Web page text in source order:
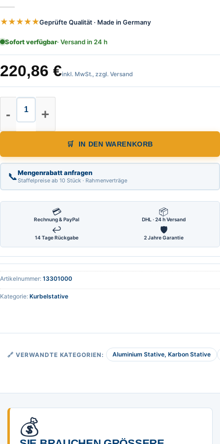
★★★★★Geprüfte Qualität · Made in Germany
Sofort verfügbar· Versand in 24 h
220,86 €inkl. MwSt., zzgl. Versand
Nestle Kurbelstativ mittelschwer,
IN DEN WARENKORB
📞Mengenrabatt anfragen
Staffelpreise ab 10 Stück · Rahmenverträge
💳
Rechnung & PayPal
📦
DHL · 24 h Versand
↩
14 Tage Rückgabe
🛡
2 Jahre Garantie
Artikelnummer: 13301000
Kategorie: Kurbelstative
🔗 VERWANDTE KATEGORIEN: Aluminium Stative, Karbon Stative
💰